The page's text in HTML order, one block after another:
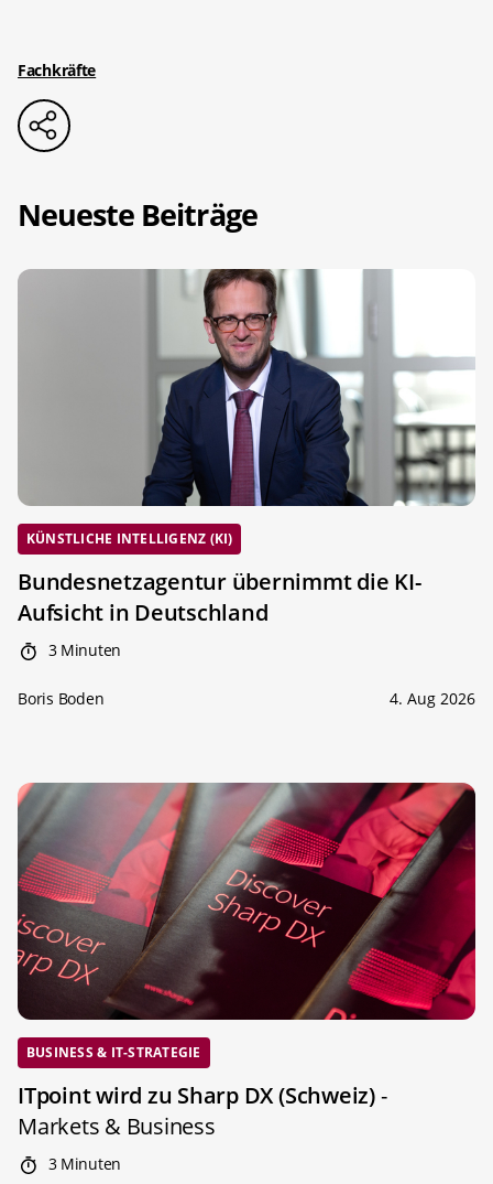
Fachkräfte
Neueste Beiträge
KÜNSTLICHE INTELLIGENZ (KI)
Bundesnetzagentur übernimmt die KI-
Aufsicht in Deutschland
3 Minuten
Boris Boden 4. Aug 2026
BUSINESS & IT-STRATEGIE
ITpoint wird zu Sharp DX (Schweiz)-
Markets & Business
3 Minuten